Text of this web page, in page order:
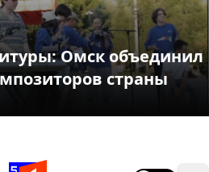
Омск объединил
страны